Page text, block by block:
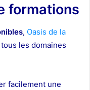
formations
, Oasis de la
les domaines
facilement une